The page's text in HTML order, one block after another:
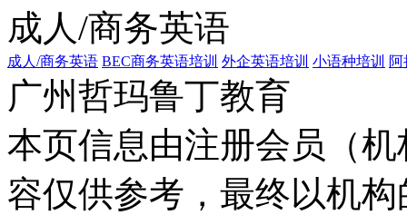
成人/商务英语
成人/商务英语 BEC商务英语培训 外企英语培训 小语种培训
广州哲玛鲁丁教育
本页信息由注册会员（
容仅供参考，最终以机